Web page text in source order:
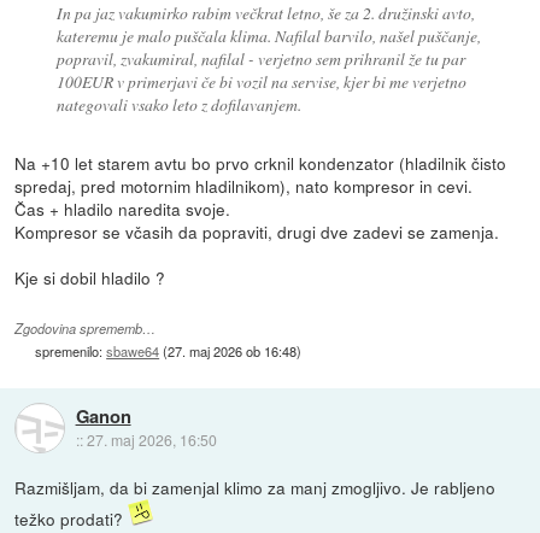
In pa jaz vakumirko rabim večkrat letno, še za 2. družinski avto,
kateremu je malo puščala klima. Nafilal barvilo, našel puščanje,
popravil, zvakumiral, nafilal - verjetno sem prihranil že tu par
100EUR v primerjavi če bi vozil na servise, kjer bi me verjetno
nategovali vsako leto z dofilavanjem.
Na +10 let starem avtu bo prvo crknil kondenzator (hladilnik čisto
spredaj, pred motornim hladilnikom), nato kompresor in cevi.
Čas + hladilo naredita svoje.
Kompresor se včasih da popraviti, drugi dve zadevi se zamenja.
Kje si dobil hladilo ?
Zgodovina sprememb…
spremenilo:sbawe64(27. maj 2026 ob 16:48)
Ganon
::27. maj 2026, 16:50
Razmišljam, da bi zamenjal klimo za manj zmogljivo. Je rabljeno
težko prodati?